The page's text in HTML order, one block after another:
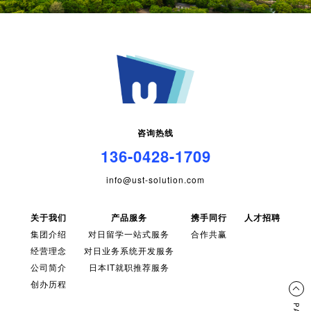
咨询热线
136-0428-1709
info@ust-solution.com
关于我们
集团介绍
经营理念
公司简介
创办历程
产品服务
对日留学一站式服务
对日业务系统开发服务
日本IT就职推荐服务
携手同行
合作共赢
人才招聘